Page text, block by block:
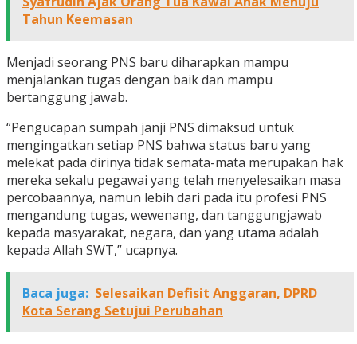
Tahun Keemasan
Menjadi seorang PNS baru diharapkan mampu
menjalankan tugas dengan baik dan mampu
bertanggung jawab.
“Pengucapan sumpah janji PNS dimaksud untuk
mengingatkan setiap PNS bahwa status baru yang
melekat pada dirinya tidak semata-mata merupakan hak
mereka sekalu pegawai yang telah menyelesaikan masa
percobaannya, namun lebih dari pada itu profesi PNS
mengandung tugas, wewenang, dan tanggungjawab
kepada masyarakat, negara, dan yang utama adalah
kepada Allah SWT,” ucapnya.
Baca juga: Selesaikan Defisit Anggaran, DPRD
Kota Serang Setujui Perubahan